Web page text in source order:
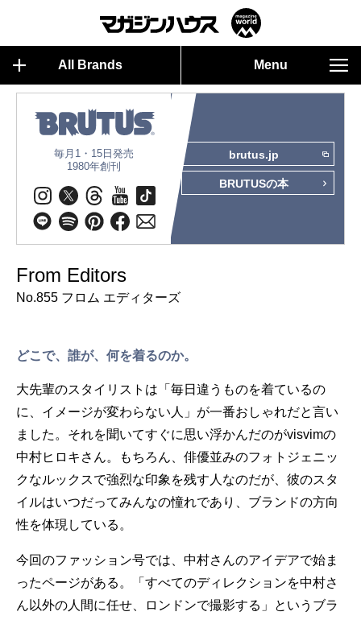
All Brands Menu
毎月1・15日発売
1980年創刊
brutus.jp
BRUTUSの本
From Editors
No.855 フロム エディターズ
どこで、誰が、何を着るのか。
大先輩のスタイリストは「毎日違うものを着ているの
に、イメージが変わらない人」が一番おしゃれだと言い
ました。それを聞いてすぐに思い浮かんだのがvisvimの
中村ヒロキさん。もちろん、俳優並みのフォトジェニッ
クなルックスで強烈な印象を残す人なのだが、彼のスタ
イルはいつだってみんなの憧れであり、ブランドの方向
性を体現している。
今回のファッション号では、中村さんのアイデアで始ま
ったページがある。「すべてのディレクションを中村さ
ん以外の人間に任せ、ロンドンで撮影する」というブラ